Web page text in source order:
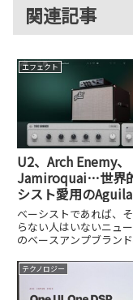
関連記事
エフェクト
U2、Arch Enemy、
Jamiroquai…世界
シスト愛用の
KORGがAIでプラグ
化！「Aguilar
Suite」開発者イン
ー
ベーシストであれば、
らない人はいないニュ
のベースアンプブランド
Adam Clayton、Arch
Sharlee D'Angelo、
の...
テクノロジー